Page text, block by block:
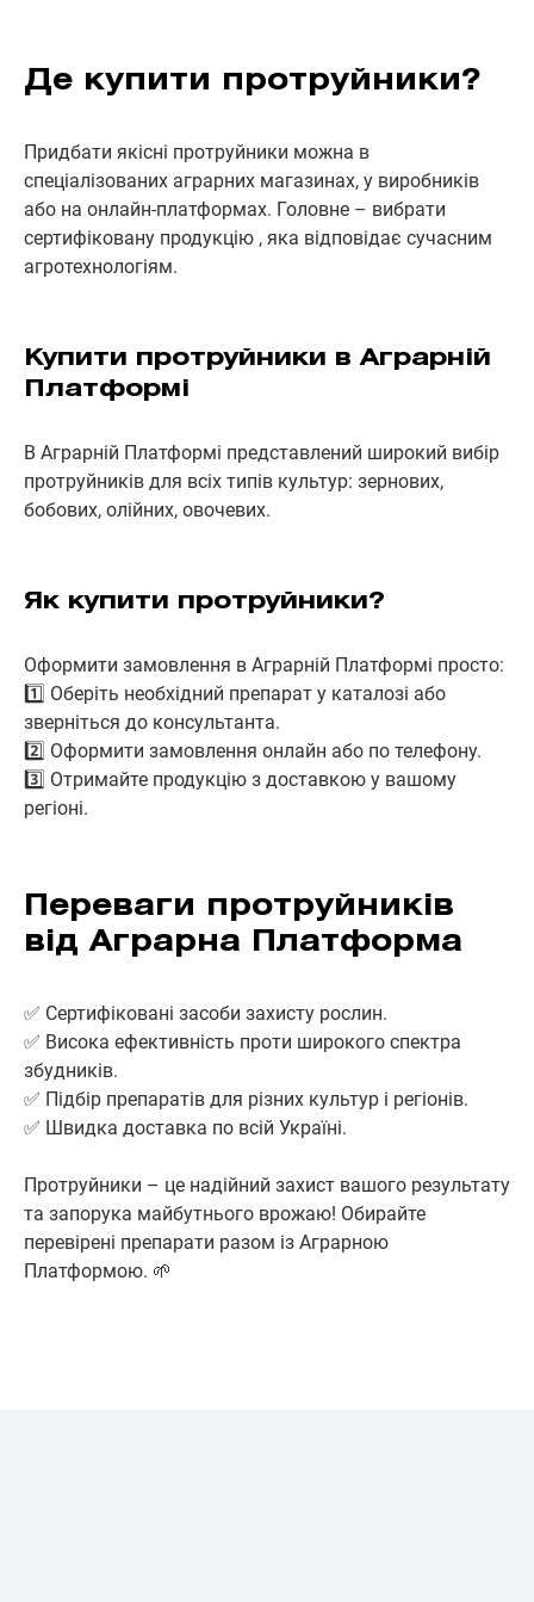
Де купити протруйники?
Придбати якісні протруйники можна в
спеціалізованих аграрних магазинах, у виробників
або на онлайн-платформах. Головне – вибрати
сертифіковану продукцію , яка відповідає сучасним
агротехнологіям.
Купити протруйники в Аграрній
Платформі
В Аграрній Платформі представлений широкий вибір
протруйників для всіх типів культур: зернових,
бобових, олійних, овочевих.
Як купити протруйники?
Оформити замовлення в Аграрній Платформі просто:
1️⃣ Оберіть необхідний препарат у каталозі або
зверніться до консультанта.
2️⃣ Оформити замовлення онлайн або по телефону.
3️⃣ Отримайте продукцію з доставкою у вашому
регіоні.
Переваги протруйників
від Аграрна Платформа
✅ Сертифіковані засоби захисту рослин.
✅ Висока ефективність проти широкого спектра
збудників.
✅ Підбір препаратів для різних культур і регіонів.
✅ Швидка доставка по всій Україні.
Протруйники – це надійний захист вашого результату
та запорука майбутнього врожаю! Обирайте
перевірені препарати разом із Аграрною
Платформою. 🌱